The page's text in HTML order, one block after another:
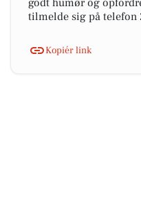
godt humør og
tilmelde sig på telefon
Kopiér link